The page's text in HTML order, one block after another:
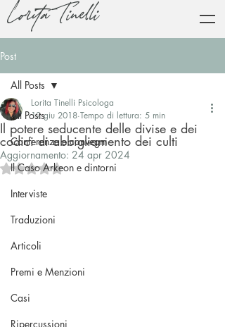
Lorita Tinelli
Post
All Posts
Conferenze e convegni
Il Caso Arkeon e dintorni
Interviste
Traduzioni
Articoli
Premi e Menzioni
Casi
Ripercussioni
All Posts
Il potere seducente delle divise e dei
codici di abbigliamento dei culti
Lorita Tinelli Psicologa
12 giu 2018 Tempo di lettura: 5 min
Aggiornamento: 24 apr 2024
Valutazione NaN stelle su 5.